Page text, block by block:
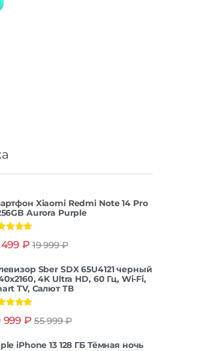
Xiaomi Redmi Note 14 Pro
Aurora Purple
₽ 19 999₽
Sber SDX 65U4121 черный
4K Ultra HD, 60 Гц, Wi-Fi,
TV, Салют ТВ
999 ₽ 55 999₽
iPhone 13 128 ГБ Тёмная ночь